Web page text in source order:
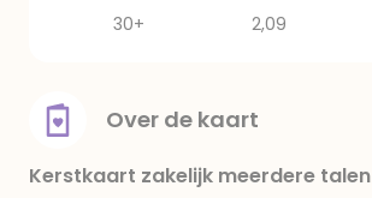
30+
2,09
Over de kaart
Kerstkaart zakelijk meerdere talen